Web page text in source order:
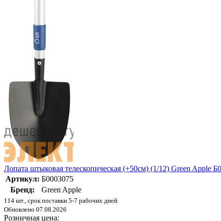
Лопата штыковая телескопическая (+50см) (1/12) Green Apple
Артикул: Б0003075
Бренд:
Green Apple
114 шт., срок поставки 5-7 рабочих дней
Обновлено 07.08.2026
Розничная цена: